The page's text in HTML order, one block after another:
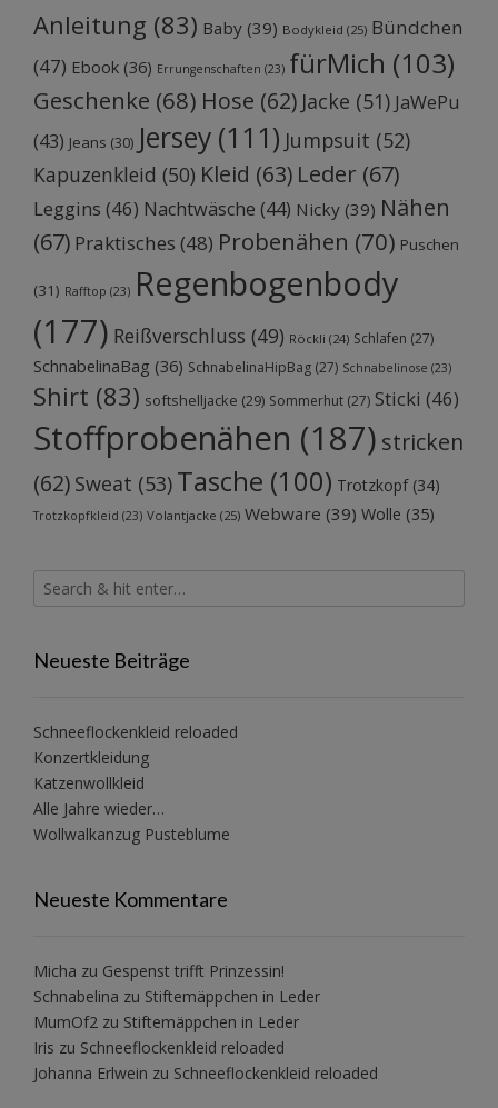
Anleitung (83) Baby (39) Bodykleid (25) Bündchen
(47) Ebook (36) Errungenschaften (23) fürMich (103)
Geschenke (68) Hose (62) Jacke (51) JaWePu
(43) Jeans (30) Jersey (111) Jumpsuit (52)
Kapuzenkleid (50) Kleid (63) Leder (67)
Leggins (46) Nachtwäsche (44) Nicky (39) Nähen
(67) Praktisches (48) Probenähen (70) Puschen
(31) Rafftop (23) Regenbogenbody
(177) Reißverschluss (49) Röckli (24) Schlafen (27)
SchnabelinaBag (36) SchnabelinaHipBag (27) Schnabelinose (23)
Shirt (83) softshelljacke (29) Sommerhut (27) Sticki (46)
Stoffprobenähen (187) stricken
(62) Sweat (53) Tasche (100) Trotzkopf(34)
Trotzkopfkleid (23) Volantjacke (25) Webware (39) Wolle (35)
Neueste Beiträge
Schneeflockenkleid reloaded
Konzertkleidung
Katzenwollkleid
Alle Jahre wieder…
Wollwalkanzug Pusteblume
Neueste Kommentare
Micha zu Gespenst trifft Prinzessin!
Schnabelina zu Stiftemäppchen in Leder
MumOf2 zu Stiftemäppchen in Leder
Iris zu Schneeflockenkleid reloaded
Johanna Erlwein zu Schneeflockenkleid reloaded